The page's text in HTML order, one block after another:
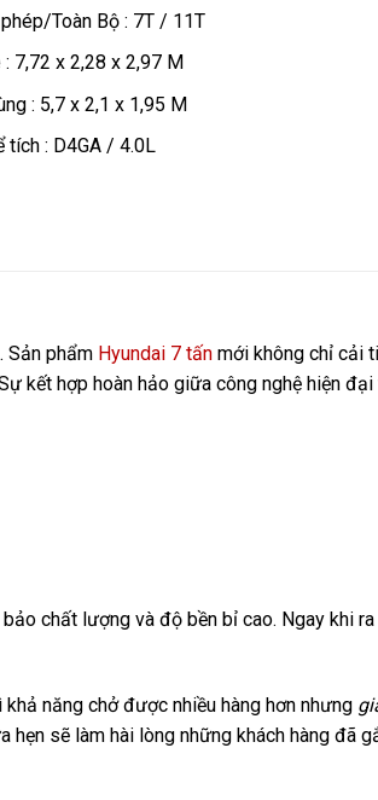
Toàn Bộ : 7T / 11T
7,72 x 2,28 x 2,97 M
: 5,7 x 2,1 x 1,95 M
tích : D4GA / 4.0L
Sản phẩm Hyundai 7 tấn mới không chỉ cải
kết hợp hoàn hảo giữa công nghệ hiện
chất lượng và độ bền bỉ cao. Ngay khi
năng chở được nhiều hàng hơn nhưng
hẹn sẽ làm hài lòng những khách hàng đã